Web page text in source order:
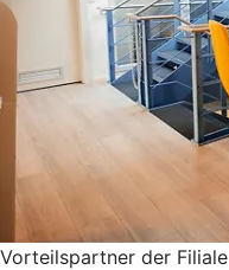
Vorteilspartner der Filiale